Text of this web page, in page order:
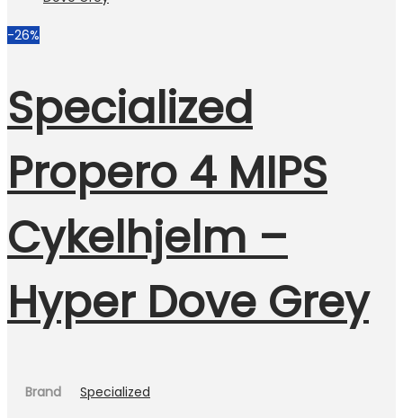
-26%
Specialized
Propero 4 MIPS
Cykelhjelm –
Hyper Dove Grey
Brand Specialized